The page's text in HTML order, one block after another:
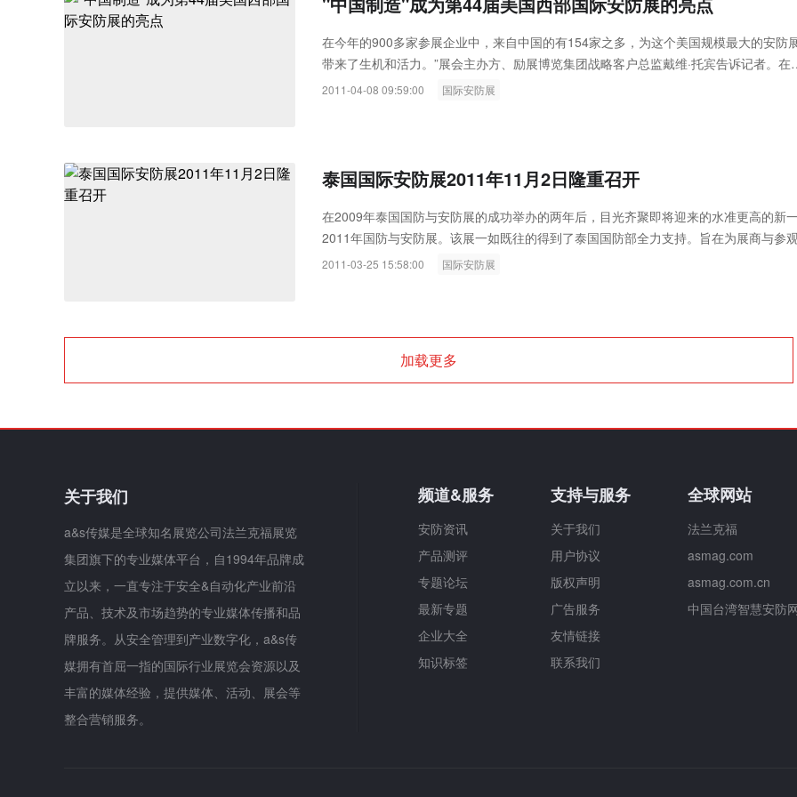
在今年的900多家参展企业中，来自中国的有154家之多，为这个美国规模最大的安防
带来了生机和活力。”展会主办方、励展博览集团战略客户总监戴维·托宾告诉记者。在
厅里走上一圈，就会发觉托宾所言非虚。凡是中国企业的展位，总是人头攒动。有人询
2011-04-08 09:59:00 国际安防展
泰国国际安防展2011年11月2日隆重召开
在2009年泰国国防与安防展的成功举办的两年后，目光齐聚即将迎来的水准更高的新
2011年国防与安防展。该展一如既往的得到了泰国国防部全力支持。旨在为展商与参
提供一个平台接触到真正的决策者和各界要员...
2011-03-25 15:58:00 国际安防展
加载更多
关于我们
a&s传媒是全球知名展览公司法兰克福展览
集团旗下的专业媒体平台，自1994年品牌成
立以来，一直专注于安全&自动化产业前沿
产品、技术及市场趋势的专业媒体传播和品
牌服务。从安全管理到产业数字化，a&s传
媒拥有首屈一指的国际行业展览会资源以及
丰富的媒体经验，提供媒体、活动、展会等
整合营销服务。
频道&服务
安防资讯
产品测评
专题论坛
最新专题
企业大全
知识标签
支持与服务
关于我们
用户协议
版权声明
广告服务
友情链接
联系我们
全球网站
法兰克福
asmag.com
asmag.com.cn
中国台湾智慧安防